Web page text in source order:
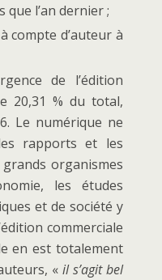
que l’an dernier ;
compte d’auteur à
de l’édition
20,31 % du total,
Le numérique ne
rapports et les
organismes
les études
et de société y
commerciale
en est totalement
« il s’agit bel